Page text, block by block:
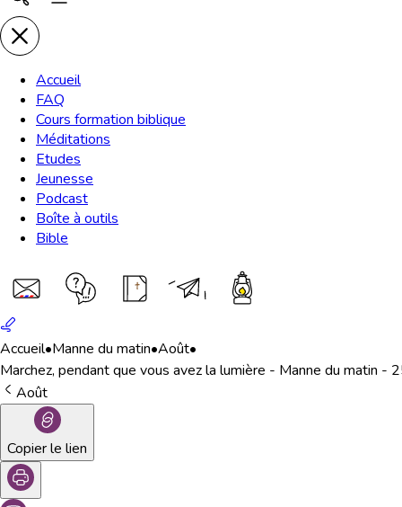
Accueil
FAQ
Cours formation biblique
Méditations
Etudes
Jeunesse
Podcast
Boîte à outils
Bible
Accueil•Manne du matin•Août•
Marchez, pendant que vous avez la lumière - Manne du matin -
Août
Copier le lien